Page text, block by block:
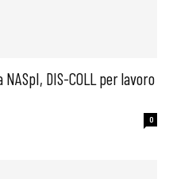
DIS-COLL per lavoro
0